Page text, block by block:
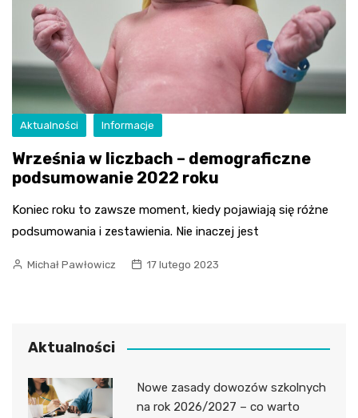
Aktualności Informacje
Września w liczbach – demograficzne
podsumowanie 2022 roku
Koniec roku to zawsze moment, kiedy pojawiają się różne
podsumowania i zestawienia. Nie inaczej jest
Michał Pawłowicz 17 lutego 2023
Aktualności
Nowe zasady dowozów szkolnych
na rok 2026/2027 – co warto